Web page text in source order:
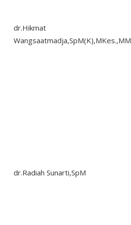
dr.Hikmat
Wangsaatmadja,SpM(K),MKes.,MM
dr.Radiah Sunarti,SpM